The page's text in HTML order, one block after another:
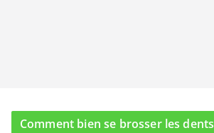
Comment bien se brosser les dents